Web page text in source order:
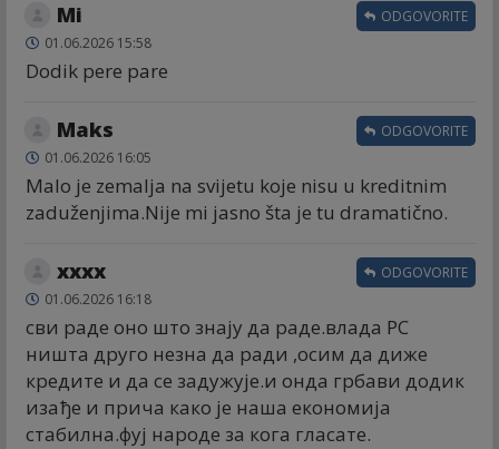
Mi
01.06.2026 15:58
Dodik pere pare
ODGOVORITE
Maks
01.06.2026 16:05
Malo je zemalja na svijetu koje nisu u kreditnim
zaduženjima.Nije mi jasno šta je tu dramatično.
ODGOVORITE
хххх
01.06.2026 16:18
сви раде оно што знају да раде.влада РС
ништа друго незна да ради ,осим да диже
кредите и да се задужује.и онда грбави додик
изађе и прича како је наша економија
стабилна.фуј народе за кога гласате.
ODGOVORITE